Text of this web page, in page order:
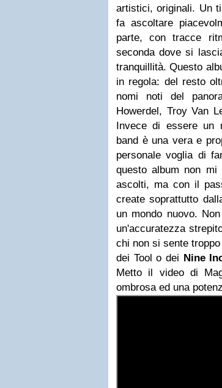
artistici, originali. Un
fa ascoltare
parte, con tracce
seconda dove si
tranquillità. Questo
in regola: del resto
nomi noti del
Howerdel, Troy Van
Invece di essere un
band è una vera e
personale voglia di
questo album non
ascolti, ma con il
create soprattutto
un mondo nuovo.
un'accuratezza
chi non si sente
dei Tool o dei Nine
Metto il video di
ombrosa ed una